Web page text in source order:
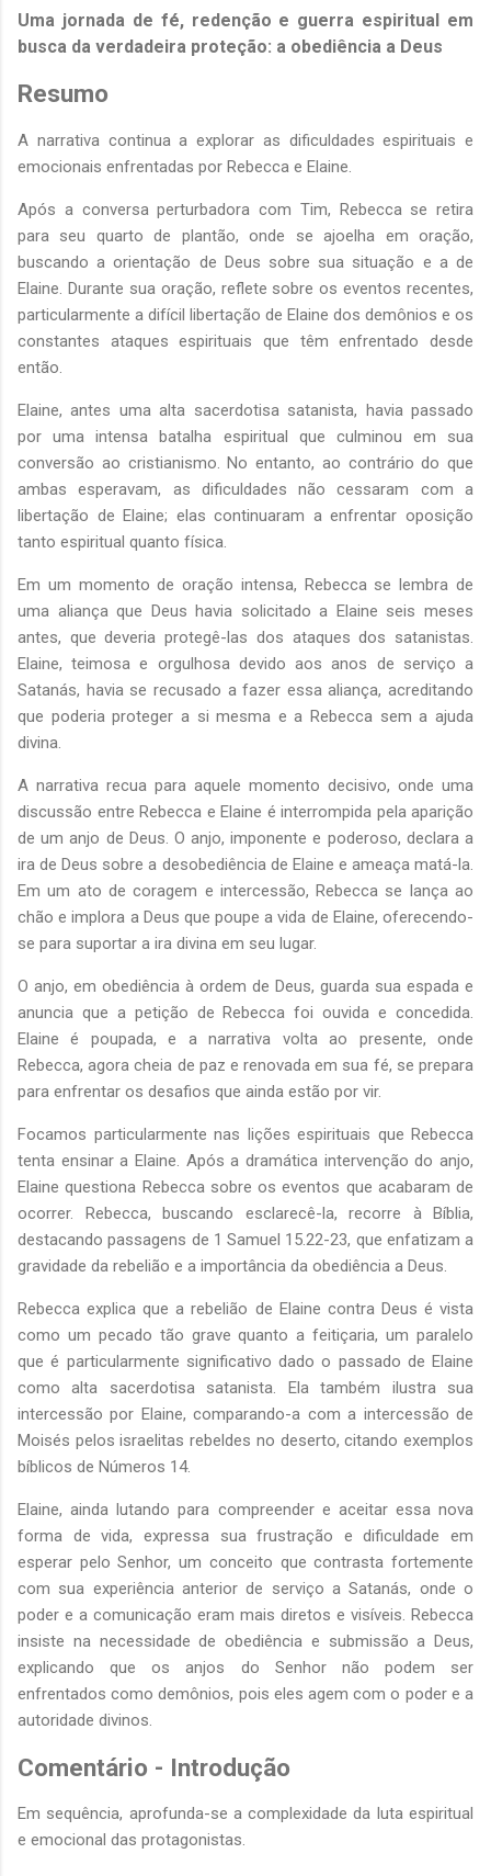
Uma jornada de fé, redenção e guerra espiritual em
busca da verdadeira proteção: a obediência a Deus
Resumo
A narrativa continua a explorar as dificuldades espirituais e
emocionais enfrentadas por Rebecca e Elaine.
Após a conversa perturbadora com Tim, Rebecca se retira
para seu quarto de plantão, onde se ajoelha em oração,
buscando a orientação de Deus sobre sua situação e a de
Elaine. Durante sua oração, reflete sobre os eventos recentes,
particularmente a difícil libertação de Elaine dos demônios e os
constantes ataques espirituais que têm enfrentado desde
então.
Elaine, antes uma alta sacerdotisa satanista, havia passado
por uma intensa batalha espiritual que culminou em sua
conversão ao cristianismo. No entanto, ao contrário do que
ambas esperavam, as dificuldades não cessaram com a
libertação de Elaine; elas continuaram a enfrentar oposição
tanto espiritual quanto física.
Em um momento de oração intensa, Rebecca se lembra de
uma aliança que Deus havia solicitado a Elaine seis meses
antes, que deveria protegê-las dos ataques dos satanistas.
Elaine, teimosa e orgulhosa devido aos anos de serviço a
Satanás, havia se recusado a fazer essa aliança, acreditando
que poderia proteger a si mesma e a Rebecca sem a ajuda
divina.
A narrativa recua para aquele momento decisivo, onde uma
discussão entre Rebecca e Elaine é interrompida pela aparição
de um anjo de Deus. O anjo, imponente e poderoso, declara a
ira de Deus sobre a desobediência de Elaine e ameaça matá-la.
Em um ato de coragem e intercessão, Rebecca se lança ao
chão e implora a Deus que poupe a vida de Elaine, oferecendo-
se para suportar a ira divina em seu lugar.
O anjo, em obediência à ordem de Deus, guarda sua espada e
anuncia que a petição de Rebecca foi ouvida e concedida.
Elaine é poupada, e a narrativa volta ao presente, onde
Rebecca, agora cheia de paz e renovada em sua fé, se prepara
para enfrentar os desafios que ainda estão por vir.
Focamos particularmente nas lições espirituais que Rebecca
tenta ensinar a Elaine. Após a dramática intervenção do anjo,
Elaine questiona Rebecca sobre os eventos que acabaram de
ocorrer. Rebecca, buscando esclarecê-la, recorre à Bíblia,
destacando passagens de 1 Samuel 15.22-23, que enfatizam a
gravidade da rebelião e a importância da obediência a Deus.
Rebecca explica que a rebelião de Elaine contra Deus é vista
como um pecado tão grave quanto a feitiçaria, um paralelo
que é particularmente significativo dado o passado de Elaine
como alta sacerdotisa satanista. Ela também ilustra sua
intercessão por Elaine, comparando-a com a intercessão de
Moisés pelos israelitas rebeldes no deserto, citando exemplos
bíblicos de Números 14.
Elaine, ainda lutando para compreender e aceitar essa nova
forma de vida, expressa sua frustração e dificuldade em
esperar pelo Senhor, um conceito que contrasta fortemente
com sua experiência anterior de serviço a Satanás, onde o
poder e a comunicação eram mais diretos e visíveis. Rebecca
insiste na necessidade de obediência e submissão a Deus,
explicando que os anjos do Senhor não podem ser
enfrentados como demônios, pois eles agem com o poder e a
autoridade divinos.
Comentário - Introdução
Em sequência, aprofunda-se a complexidade da luta espiritual
e emocional das protagonistas.